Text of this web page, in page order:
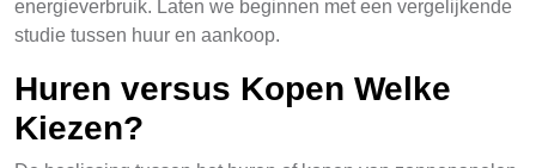
energieverbruik. Laten we beginnen met een vergelijkende
studie tussen huur en aankoop.
Huren versus Kopen Welke
Kiezen?